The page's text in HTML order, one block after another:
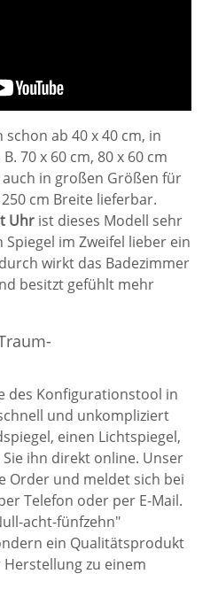
ab 40 x 40 cm, in
70 x 60 cm, 80 x 60 cm
in großen Größen für
cm Breite lieferbar.
Uhr ist dieses Modell sehr
Spiegel im Zweifel lieber ein
wirkt das Badezimmer
besitzt gefühlt mehr
des Konfigurationstool in
und unkompliziert
, einen Lichtspiegel,
ihn direkt online. Unser
Order und meldet sich bei
Telefon oder per E-Mail.
acht-fünfzehn"
ein Qualitätsprodukt
zu einem